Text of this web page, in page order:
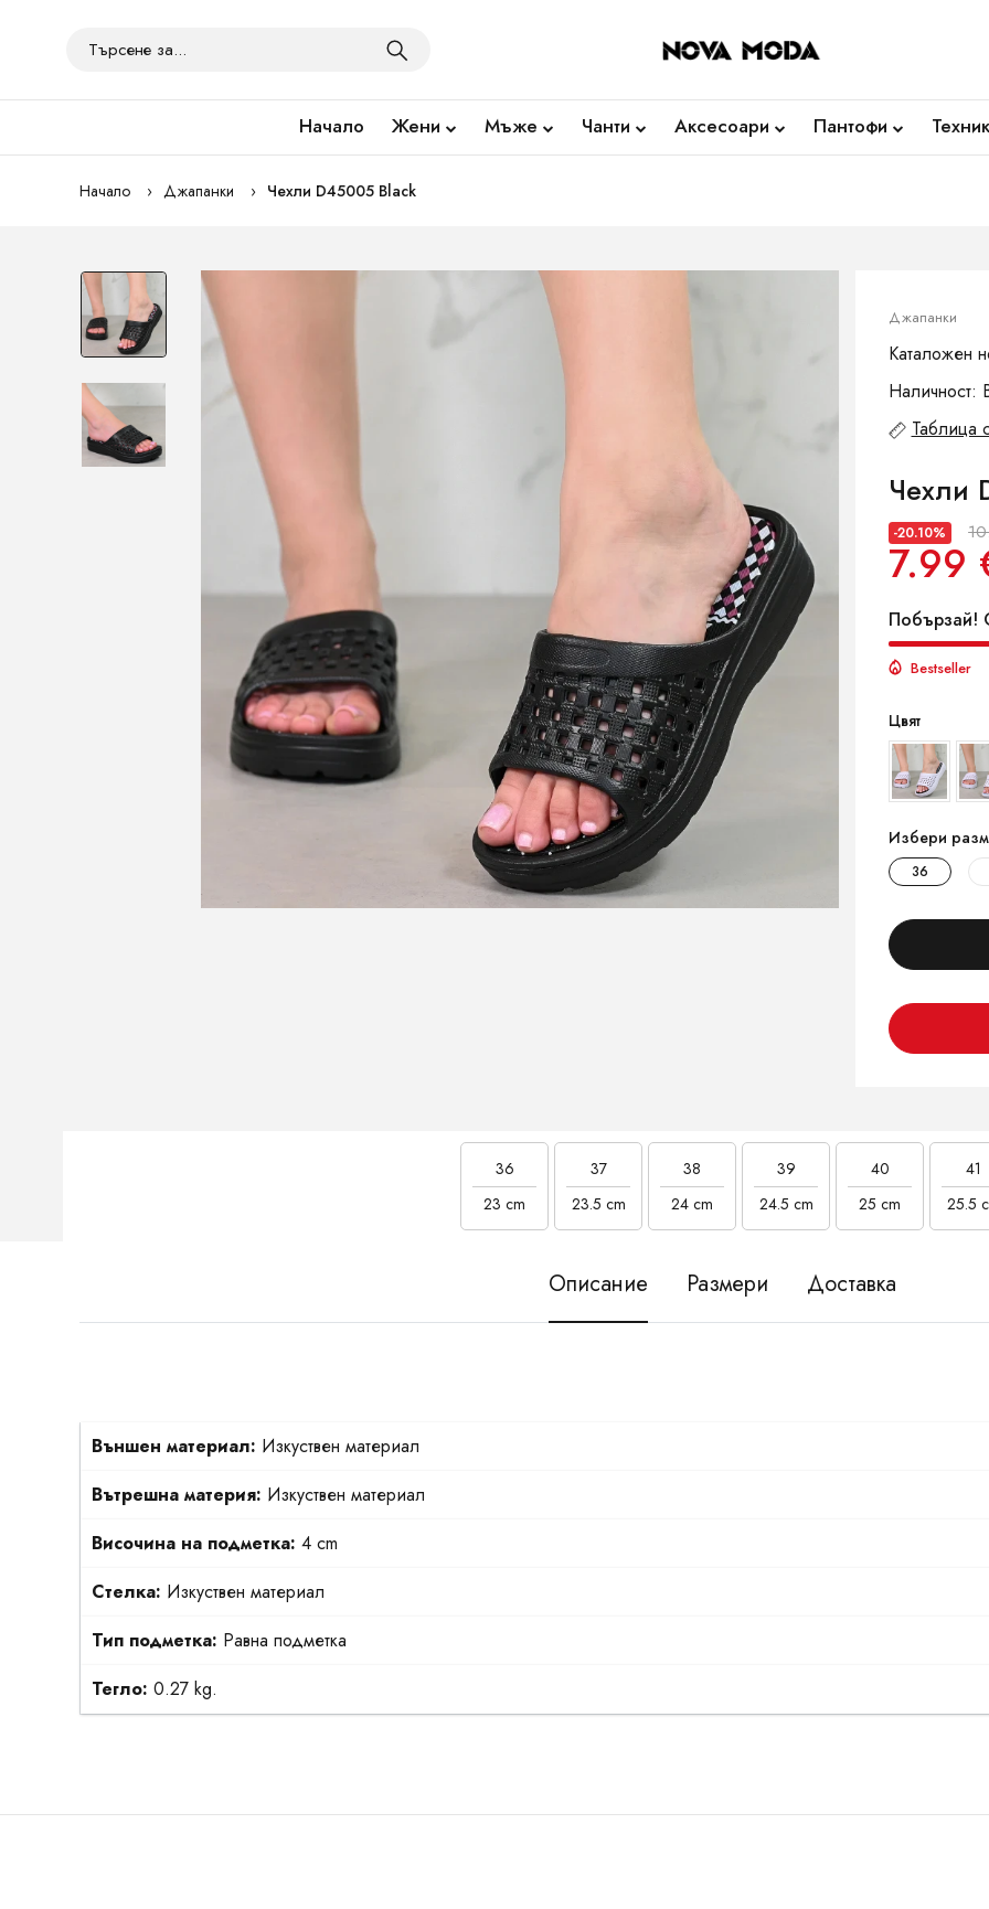
Начало Жени Мъже Чанти Аксесоари Пантофи
Начало Джапанки Чехли D45005 Black
Джапанки
Каталожен
Наличност:
Таблица
Чехли
-20.10%
7.99
Побързай!
Bestseller
Цвят
Избери
36
36
23 cm
37
23.5 cm
38
24 cm
39
24.5 cm
40
25 cm
41
25.5
Описание Размери Доставка
Външен материал: Изкуствен материал
Вътрешна материя: Изкуствен материал
Височина на подметка: 4 cm
Стелка: Изкуствен материал
Тип подметка: Равна подметка
Тегло: 0.27 kg.